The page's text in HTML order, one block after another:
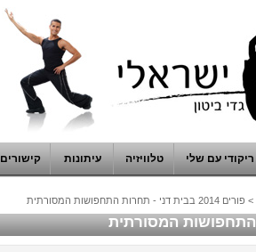
ריקודי עם שלי טלוויזיה עיתונות קישורים
> פורים 2014 בבית דני - תחרות התחפושות המסורתית